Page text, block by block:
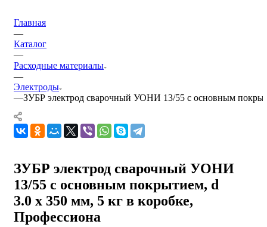
Главная
—
Каталог
—
Расходные материалы
—
Электроды
—ЗУБР электрод сварочный УОНИ 13/55 с основным
ЗУБР электрод сварочный УОНИ
13/55 с основным покрытием, d
3.0 х 350 мм, 5 кг в коробке,
Профессиона